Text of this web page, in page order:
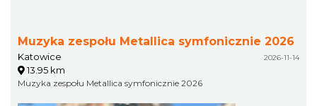
Muzyka zespołu Metallica symfonicznie 2026
Katowice 2026-11-14
13.95 km
Muzyka zespołu Metallica symfonicznie 2026